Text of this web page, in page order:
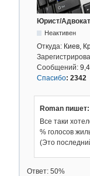
Юрист/Адвокат
Неактивен
Откуда: Киев,
Сообщений:
Спасибо: 2342
Roman пишет:
Все таки
% голосов
(Это
Ответ: 50%